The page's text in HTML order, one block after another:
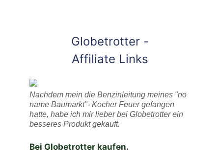
Globetrotter -
Affiliate Links
Nachdem mein die Benzinleitung meines "no
name Baumarkt"- Kocher Feuer gefangen
hatte, habe ich mir lieber bei Globetrotter ein
besseres Produkt gekauft.
Bei Globetrotter kaufen.